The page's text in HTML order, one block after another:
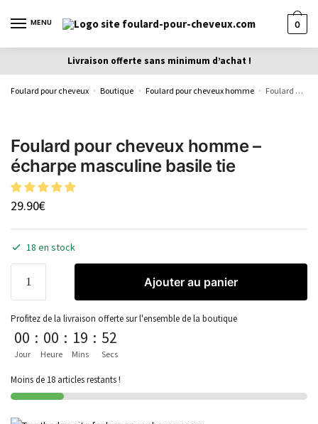
MENU 0
Livraison offerte sans minimum d’achat !
Foulard pour cheveux » Boutique » Foulard pour cheveux homme » Foulard pour cheveux homme – écharpe masculine basile tie
Foulard pour cheveux homme –
écharpe masculine basile tie
29.90€
18 en stock
Ajouter au panier
Profitez de la livraison offerte sur l'ensemble de la boutique
00
Jour
: 00
Heure
: 19
Mins
: 52
Secs
Moins de 18 articles restants !